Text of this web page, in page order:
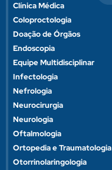
Clínica Médica
Coloproctologia
Doação de Órgãos
Endoscopia
Equipe Multidisciplinar
Infectologia
Nefrologia
Neurocirurgia
Neurologia
Oftalmologia
Ortopedia e Traumatologia
Otorrinolaringologia